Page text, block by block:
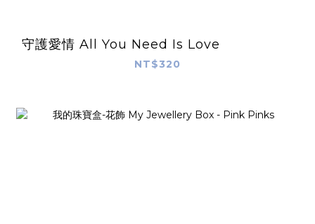
守護愛情 All You Need Is Love
NT$320